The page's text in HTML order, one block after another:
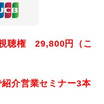
聴権 29,800円（こ
介営業セミナー3本